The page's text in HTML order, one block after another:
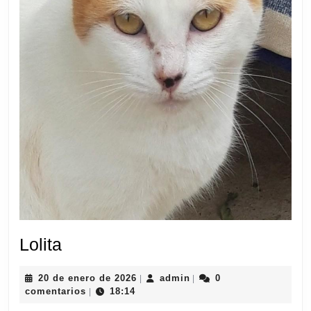
Lolita
20 de enero de 2026 20
adminadmin
0
comentarios
18:14